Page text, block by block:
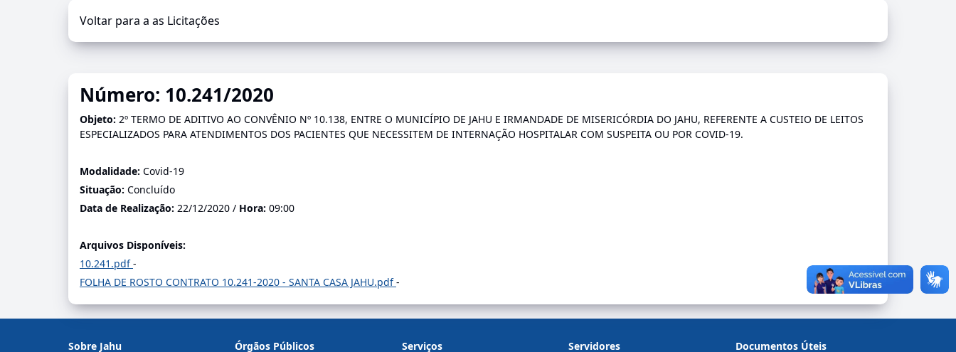
Voltar para a as Licitações
Número: 10.241/2020
Objeto: 2º TERMO DE ADITIVO AO CONVÊNIO Nº 10.138, ENTRE O MUNICÍPIO DE JAHU E IRMANDADE DE MISERICÓRDIA DO JAHU, REFERENTE A CUSTEIO DE LEITOS
ESPECIALIZADOS PARA ATENDIMENTOS DOS PACIENTES QUE NECESSITEM DE INTERNAÇÃO HOSPITALAR COM SUSPEITA OU POR COVID-19.
Modalidade: Covid-19
Situação: Concluído
Data de Realização: 22/12/2020 / Hora: 09:00
Arquivos Disponíveis:
10.241.pdf-
FOLHA DE ROSTO CONTRATO 10.241-2020 - SANTA CASA JAHU.pdf-
Sobre Jahu Órgãos Públicos Serviços Servidores Documentos Úteis